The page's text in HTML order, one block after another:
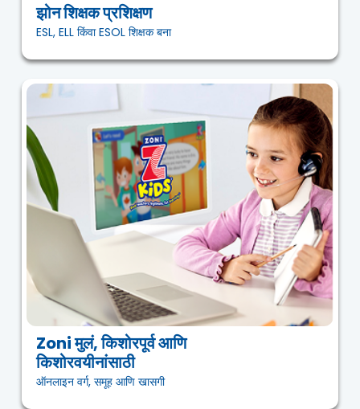
झोन शिक्षक प्रशिक्षण
ESL, ELL किंवा ESOL शिक्षक बना
Zoni मुलं, किशोरपूर्व आणि
किशोरवयीनांसाठी
ऑनलाइन वर्ग, समूह आणि खासगी